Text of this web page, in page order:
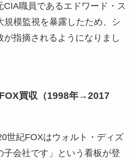
職員であるエドワード・ス
規模監視を暴露したため、シ
が指摘されるようになりまし
買収（1998年→2017
世紀FOXはウォルト・ディズ
子会社です」という看板が登